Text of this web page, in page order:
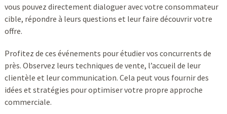
vous pouvez directement dialoguer avec votre consommateur
cible, répondre à leurs questions et leur faire découvrir votre
offre.
Profitez de ces événements pour étudier vos concurrents de
près. Observez leurs techniques de vente, l’accueil de leur
clientèle et leur communication. Cela peut vous fournir des
idées et stratégies pour optimiser votre propre approche
commerciale.